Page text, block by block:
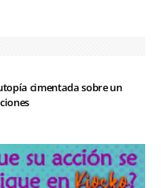
cimentada sobre un